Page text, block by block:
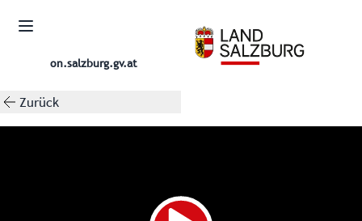
on.salzburg.gv.at
Zurück